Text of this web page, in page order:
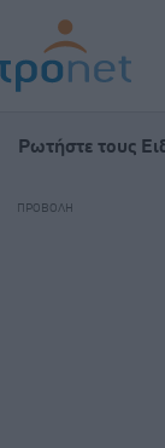
Ρωτήστε τους